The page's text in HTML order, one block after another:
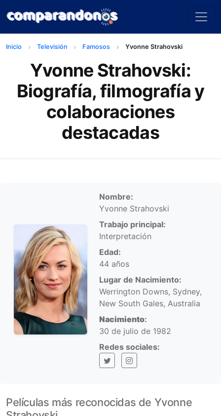
Inicio Televisión Famosos Yvonne Strahovski
Yvonne Strahovski:
Biografía, filmografía y
colaboraciones
destacadas
Información personal
Nombre:
Yvonne Strahovski
Trabajo principal:
Interpretación
Edad:
44 años
Lugar de Nacimiento:
Werrington Downs, Sydney,
New South Gales, Australia
Nacimiento:
30 de julio de 1982
Redes sociales:
X (Twitter)Instagram
Películas más reconocidas de Yvonne